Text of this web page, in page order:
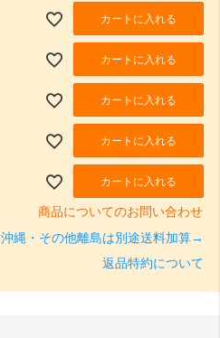
カートに入れる
カートに入れる
カートに入れる
カートに入れる
カートに入れる
商品についてのお問い合わせ
縄・その他離島は別途送料加算→
返品特約について